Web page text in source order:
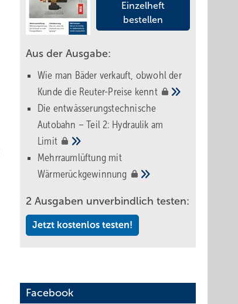
Einzelheft
bestellen
Aus der Ausgabe:
Wie man Bäder verkauft, obwohl der
Kunde die Reuter-Preise kennt
Die entwässerungstechnische
Autobahn – Teil 2: Hydraulik am
Limit
Mehrraumlüftung mit
Wärmerückgewinnung
2 Ausgaben unverbindlich testen:
Jetzt kostenlos testen!
Facebook